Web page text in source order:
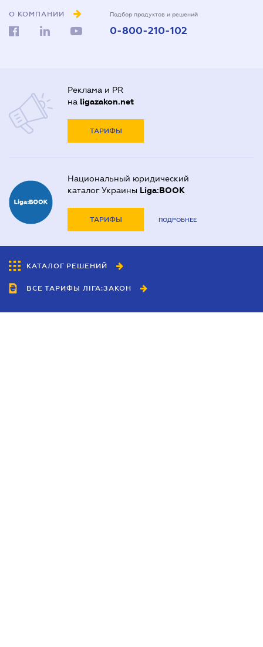
О КОМПАНИИ Подбор продуктов и решений
0-800-210-102
Реклама и PR
на ligazakon.net
ТАРИФЫ
Национальный юридический
каталог Украины Liga:BOOK
ТАРИФЫ ПОДРОБНЕЕ
КАТАЛОГ РЕШЕНИЙ
ВСЕ ТАРИФЫ ЛІГА:ЗАКОН